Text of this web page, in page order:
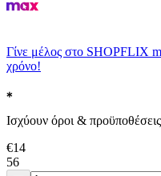
Γίνε μέλος στο SHOPFLIX
χρόνο!
Ισχύουν όροι &
€14
56